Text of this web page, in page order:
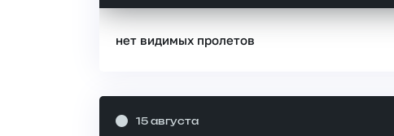
нет видимых пролетов
15 августа